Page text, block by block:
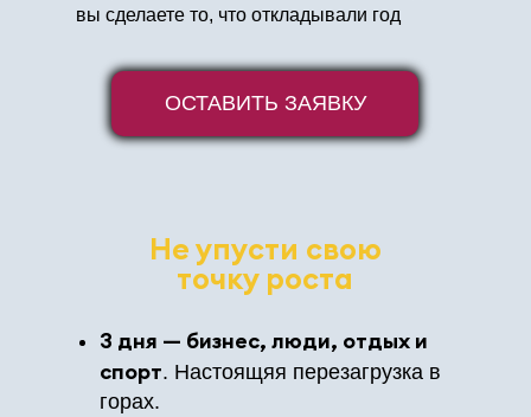
вы сделаете то, что откладывали год
ОСТАВИТЬ ЗАЯВКУ
Не упусти свою
точку роста
3 дня — бизнес, люди, отдых и
спорт. Настоящяя перезагрузка в
горах.